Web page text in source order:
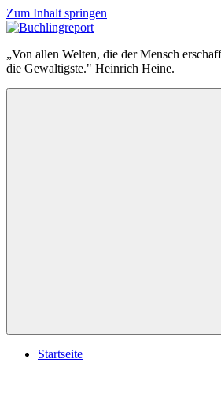
Zum Inhalt springen
Buchlingreport
„Von allen Welten, die der Mensch
die Gewaltigste." Heinrich Heine.
Startseite